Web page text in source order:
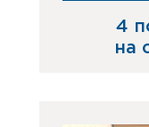
4
на